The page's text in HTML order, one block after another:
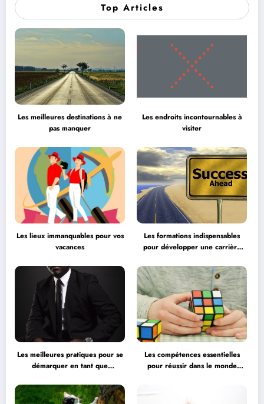
Top Articles
Les meilleures destinations à ne
pas manquer
Les endroits incontournables à
visiter
Les lieux immanquables pour vos
vacances
Les formations indispensables
pour développer une carrière
Les meilleures pratiques pour se
démarquer en tant que
Les compétences essentielles
pour réussir dans le monde